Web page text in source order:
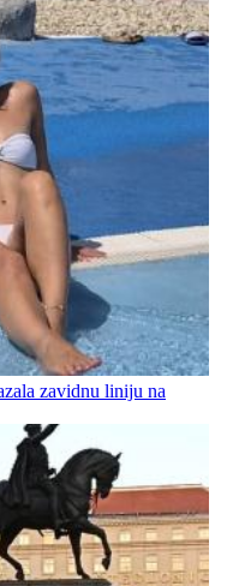
zavidnu liniju na